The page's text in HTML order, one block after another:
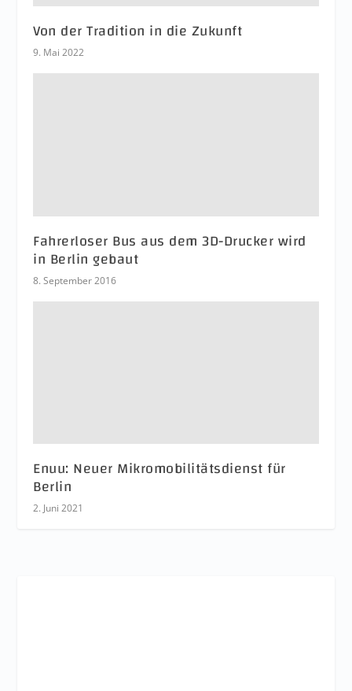
Von der Tradition in die Zukunft
9. Mai 2022
Fahrerloser Bus aus dem 3D-Drucker wird
in Berlin gebaut
8. September 2016
Enuu: Neuer Mikromobilitätsdienst für
Berlin
2. Juni 2021